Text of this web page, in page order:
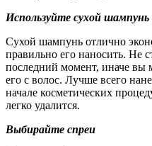
Используйте сухой шампунь
Сухой шампунь отлично
правильно его наносить. Не
последний момент, иначе вы
его с волос. Лучше всего
начале косметических
легко удалится.
Выбирайте спреи